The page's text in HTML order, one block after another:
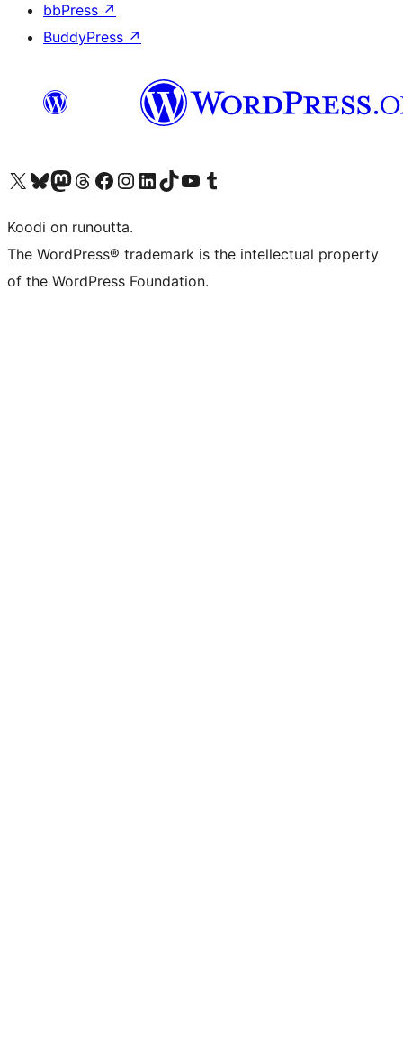
bbPress ↗
BuddyPress ↗
Visit our X (formerly Twitter) account
Visit our Bluesky account
Visit our Mastodon account
Visit our Threads account
Visit our Facebook page
Visit our Instagram account
Visit our LinkedIn account
Visit our TikTok account
Näytä YouTube-kanava
Visit our Tumblr account
Koodi on runoutta.
The WordPress® trademark is the intellectual property
of the WordPress Foundation.